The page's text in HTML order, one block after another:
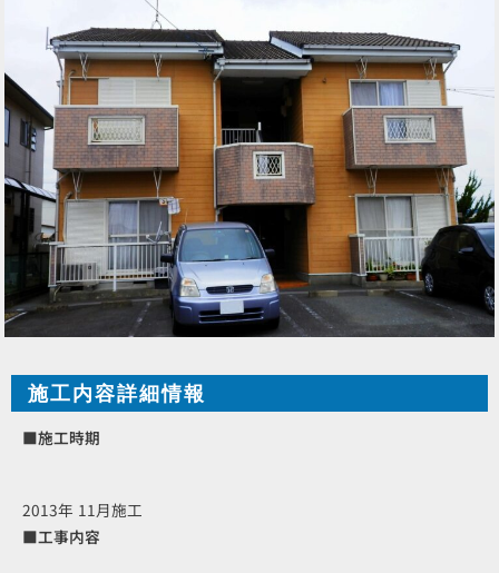
施工内容詳細情報
■施工時期
2013年 11月施工
■工事内容